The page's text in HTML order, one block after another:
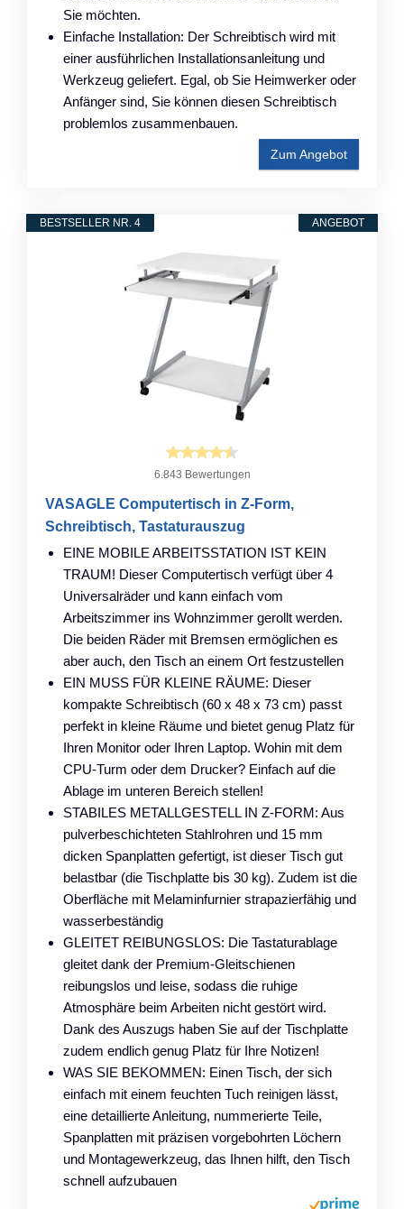
Sie möchten.
Einfache Installation: Der Schreibtisch wird mit
einer ausführlichen Installationsanleitung und
Werkzeug geliefert. Egal, ob Sie Heimwerker oder
Anfänger sind, Sie können diesen Schreibtisch
problemlos zusammenbauen.
Zum Angebot
ANGEBOT
BESTSELLER NR. 4
6.843 Bewertungen
VASAGLE Computertisch in Z-Form,
Schreibtisch, Tastaturauszug
EINE MOBILE ARBEITSSTATION IST KEIN
TRAUM! Dieser Computertisch verfügt über 4
Universalräder und kann einfach vom
Arbeitszimmer ins Wohnzimmer gerollt werden.
Die beiden Räder mit Bremsen ermöglichen es
aber auch, den Tisch an einem Ort festzustellen
EIN MUSS FÜR KLEINE RÄUME: Dieser
kompakte Schreibtisch (60 x 48 x 73 cm) passt
perfekt in kleine Räume und bietet genug Platz für
Ihren Monitor oder Ihren Laptop. Wohin mit dem
CPU-Turm oder dem Drucker? Einfach auf die
Ablage im unteren Bereich stellen!
STABILES METALLGESTELL IN Z-FORM: Aus
pulverbeschichteten Stahlrohren und 15 mm
dicken Spanplatten gefertigt, ist dieser Tisch gut
belastbar (die Tischplatte bis 30 kg). Zudem ist die
Oberfläche mit Melaminfurnier strapazierfähig und
wasserbeständig
GLEITET REIBUNGSLOS: Die Tastaturablage
gleitet dank der Premium-Gleitschienen
reibungslos und leise, sodass die ruhige
Atmosphäre beim Arbeiten nicht gestört wird.
Dank des Auszugs haben Sie auf der Tischplatte
zudem endlich genug Platz für Ihre Notizen!
WAS SIE BEKOMMEN: Einen Tisch, der sich
einfach mit einem feuchten Tuch reinigen lässt,
eine detaillierte Anleitung, nummerierte Teile,
Spanplatten mit präzisen vorgebohrten Löchern
und Montagewerkzeug, das Ihnen hilft, den Tisch
schnell aufzubauen